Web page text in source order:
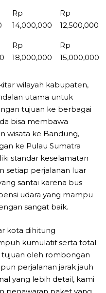
Rp
14,000,000
Rp
12,500,000
Rp
18,000,000
Rp
15,000,000
wilayah kabupaten,
utama untuk
tujuan ke berbagai
bisa membawa
wisata ke Bandung,
ke Pulau Sumatra
standar keselamatan
setiap perjalanan luar
santai karena bus
udara yang mampu
sangat baik.
kota dihitung
kumulatif serta total
tujuan oleh rombongan
perjalanan jarak jauh
yang lebih detail, kami